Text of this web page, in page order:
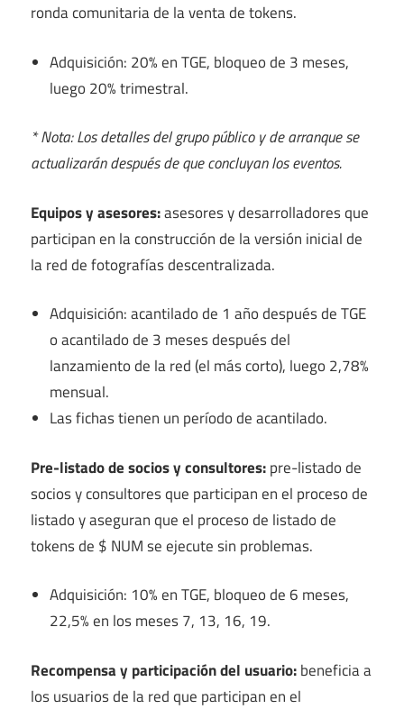
ronda comunitaria de la venta de tokens.
Adquisición: 20% en TGE, bloqueo de 3 meses,
luego 20% trimestral.
* Nota: Los detalles del grupo público y de arranque se
actualizarán después de que concluyan los eventos.
Equipos y asesores:asesores y desarrolladores que
participan en la construcción de la versión inicial de
la red de fotografías descentralizada.
Adquisición: acantilado de 1 año después de TGE
o acantilado de 3 meses después del
lanzamiento de la red (el más corto), luego 2,78%
mensual.
Las fichas tienen un período de acantilado.
Pre-listado de socios y consultores:pre-listado de
socios y consultores que participan en el proceso de
listado y aseguran que el proceso de listado de
tokens de $ NUM se ejecute sin problemas.
Adquisición: 10% en TGE, bloqueo de 6 meses,
22,5% en los meses 7, 13, 16, 19.
Recompensa y participación del usuario:beneficia a
los usuarios de la red que participan en el